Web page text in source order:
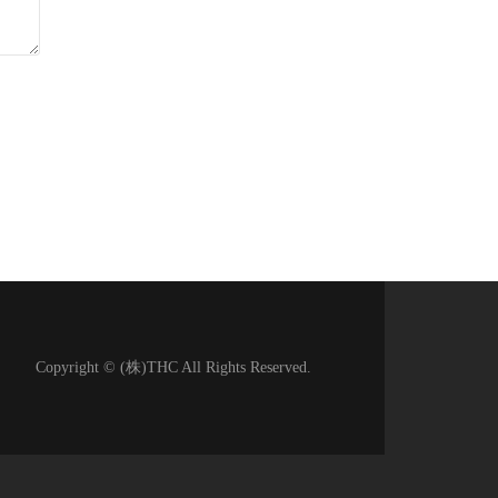
Copyright © (株)THC All Rights Reserved.